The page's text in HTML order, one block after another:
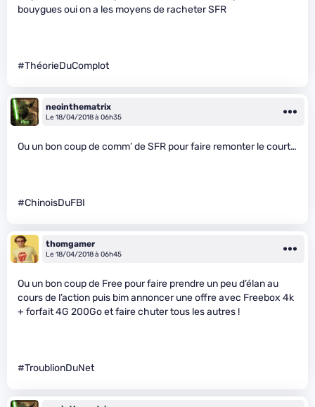
bouygues oui on a les moyens de racheter SFR
#ThéorieDuComplot
neointhematrix
Le 18/04/2018 à 06h35
Ou un bon coup de comm’ de SFR pour faire remonter le court…
#ChinoisDuFBI
thomgamer
Le 18/04/2018 à 06h45
Ou un bon coup de Free pour faire prendre un peu d’élan au
cours de l’action puis bim annoncer une offre avec Freebox 4k
+ forfait 4G 200Go et faire chuter tous les autres !
#TroublionDuNet